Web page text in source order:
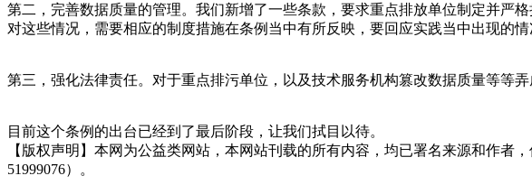
第二，完善数据质量的管理。我们新增了一些条款，要求重点排放单位制定并严
对这些情况，需要相应的制度措施在条例当中有所反映，要回应实践当中出现的情
第三，强化法律责任。对于重点排污单位，以及技术服务机构篡改数据质量等等弄
目前这个条例的出台已经到了最后阶段，让我们拭目以待。
【版权声明】本网为公益类网站，本网站刊载的所有内容，均已署名来源和作者
51999076）。